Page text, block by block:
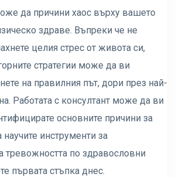
да причини хаос върху вашето
здраве. Въпреки че не
целия стрес от живота си,
стратегии може да ви
на правилния път, дори през най-
Работата с консултант може да ви
основните причини за
инструменти за
тревожността по здравословни
първата стъпка днес.